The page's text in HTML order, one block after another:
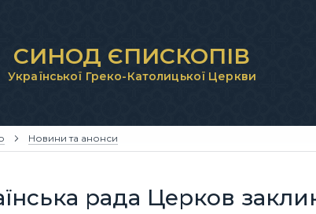
СИНОД ЄПИСКОПІВ
Української Греко-Католицької Церкви
Новини та анонси
рада Церков